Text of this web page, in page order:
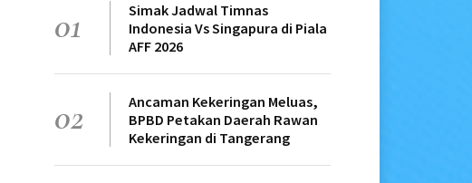
01
Simak Jadwal Timnas
Indonesia Vs Singapura di Piala
AFF 2026
02
Ancaman Kekeringan Meluas,
BPBD Petakan Daerah Rawan
Kekeringan di Tangerang